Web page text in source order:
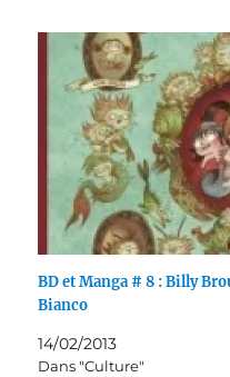
BD et Manga # 8 : Billy
Bianco
14/02/2013
Dans "Culture"